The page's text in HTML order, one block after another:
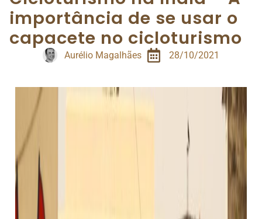
importância de se usar o
capacete no cicloturismo
Aurélio Magalhães 28/10/2021